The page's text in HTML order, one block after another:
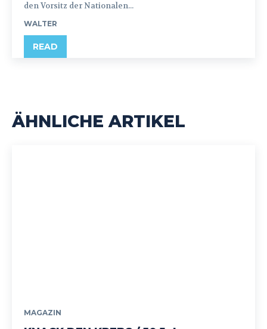
den Vorsitz der Nationalen...
WALTER
READ
ÄHNLICHE ARTIKEL
MAGAZIN